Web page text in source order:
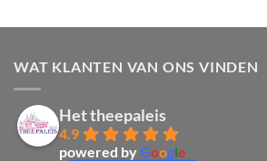
WAT KLANTEN VAN ONS VINDEN
Het theepaleis
4.9
powered byGoogle